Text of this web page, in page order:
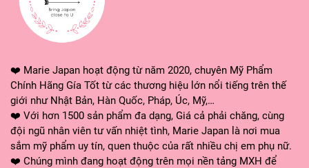
🌸 Luôn sẵn sàng giải đáp mọi thắc mắc về sản phẩm
cũng như dịch vụ của shop, xin quý khách hãy CHAT NGAY
🌸 Hỗ trợ đổi trả sản phẩm theo chính sách
❤ MARIE JAPAN xin cảm ơn quý khách đã tin tưởng và sử
dụng sản phẩm của shop. Shop sẽ không ngừng cải tiến,
mang lại những dòng sản phẩm và dịch vụ tốt nhất đến
tay khách hàng! ❤️
❤️ Marie Japan hoạt động từ năm 2020, chuyên Mỹ Phẩm
Chính Hãng Gía Tốt từ các thương hiệu lớn nổi tiếng trên thế
giới như Nhật Bản, Hàn Quốc, Pháp, Úc, Mỹ,…
❤️ Với hơn 1500 sản phẩm đa dạng, Giá cả phải chăng, cùng
đội ngũ nhân viên tư vấn nhiệt tình, Marie Japan là nơi mua
sắm mỹ phẩm uy tín, quen thuộc của rất nhiều chị em phụ nữ.
❤️ Chúng mình đang hoạt động trên mọi nền tảng MXH để